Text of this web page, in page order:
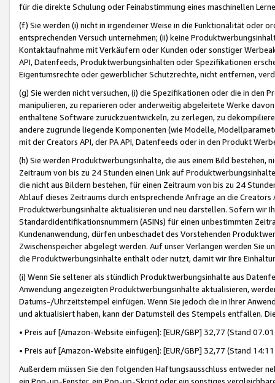
für die direkte Schulung oder Feinabstimmung eines maschinellen
(f) Sie werden (i) nicht in irgendeiner Weise in die Funktionalität oder
entsprechenden Versuch unternehmen; (ii) keine
Kontaktaufnahme mit Verkäufern oder Kunden oder sonstiger
API, Datenfeeds, Produktwerbungsinhalten oder Spezifikationen
Eigentumsrechte oder gewerblicher Schutzrechte, nicht entfernen,
(g) Sie werden nicht versuchen, (i) die Spezifikationen oder die in
manipulieren, zu reparieren oder anderweitig abgeleitete Werke
enthaltene Software zurückzuentwickeln, zu zerlegen, zu
andere zugrunde liegende Komponenten (wie Modelle,
mit der Creators API, der PA API, Datenfeeds oder in den Produkt
(h) Sie werden Produktwerbungsinhalte, die aus einem Bild bestehen,
Zeitraum von bis zu 24 Stunden einen Link auf
die nicht aus Bildern bestehen, für einen Zeitraum von bis zu 24
Ablauf dieses Zeitraums durch entsprechende Anfrage an die
Produktwerbungsinhalte aktualisieren und neu darstellen. Sofern wir
Standardidentifikationsnummern (ASINs) für einen unbestimmten
Kundenanwendung, dürfen unbeschadet des Vorstehenden
Zwischenspeicher abgelegt werden. Auf unser Verlangen werden Sie
die Produktwerbungsinhalte enthält oder nutzt, damit wir Ihre
(i) Wenn Sie seltener als stündlich Produktwerbungsinhalte aus
Anwendung angezeigten Produktwerbungsinhalte aktualisieren,
Datums-/Uhrzeitstempel einfügen. Wenn Sie jedoch die in Ihrer
und aktualisiert haben, kann der Datumsteil des Stempels entfallen.
• Preis auf [Amazon-Website einfügen]: [EUR/GBP] 32,77 (Stand
• Preis auf [Amazon-Website einfügen]: [EUR/GBP] 32,77 (Stand
Außerdem müssen Sie den folgenden Haftungsausschluss entweder
ein Pop-up-Fenster, ein Pop-up-Skript oder ein sonstiges